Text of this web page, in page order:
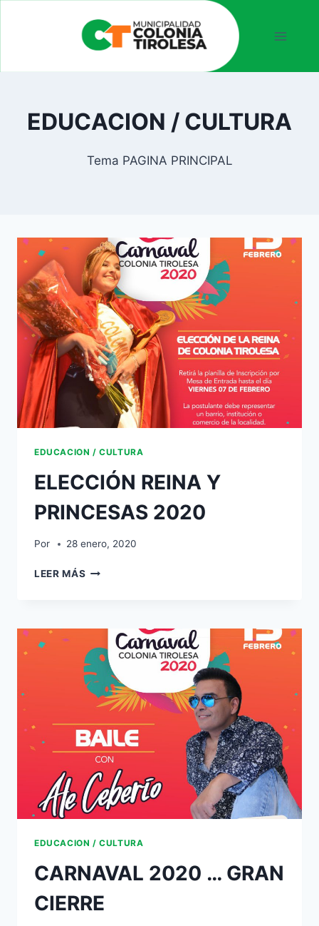
EDUCACION / CULTURA
Tema PAGINA PRINCIPAL
EDUCACION / CULTURA
ELECCIÓN REINA Y
PRINCESAS 2020
Por 28 enero, 2020
LEER MÁS
EDUCACION / CULTURA
CARNAVAL 2020 … GRAN
CIERRE